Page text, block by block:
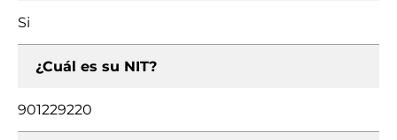
Si
¿Cuál es su NIT?
901229220